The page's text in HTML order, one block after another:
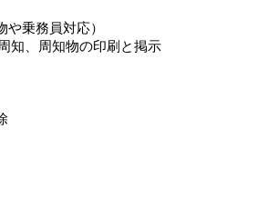
や乗務員対応）
知、周知物の印刷と掲示